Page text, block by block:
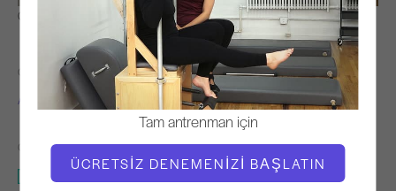
Tam antrenman için
ÜCRETSIZ DENEMENIZI BAŞLATIN
Gözlemle ve Öğren
ÖĞRETMEN
Alycea Ungaro
VIDEO ZAMANI
1:00:15
GEREKLI EKIPMAN
Tüm Stüdyo